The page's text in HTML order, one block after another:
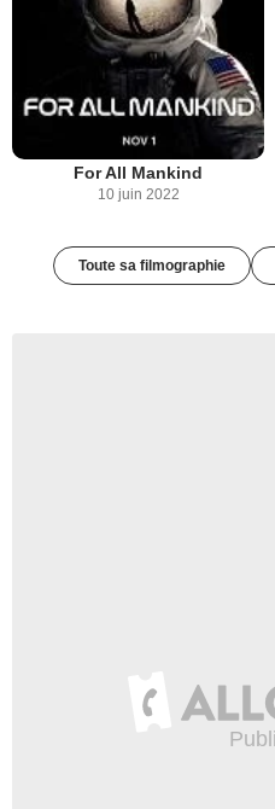
For All Mankind
10 juin 2022
Toute sa filmographie